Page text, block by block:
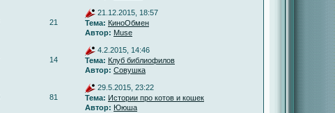
21
21.12.2015, 18:57
Тема: КиноОбмен
Автор: Muse
14
4.2.2015, 14:46
Тема: Клуб библиофилов
Автор: Совушка
81
29.5.2015, 23:22
Тема: Истории про котов и кошек
Автор: Ююша